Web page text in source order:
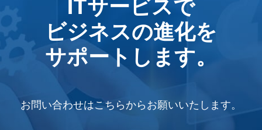
ITサービスで
ビジネスの進化を
サポートします。
お問い合わせはこちらからお願いいたします。